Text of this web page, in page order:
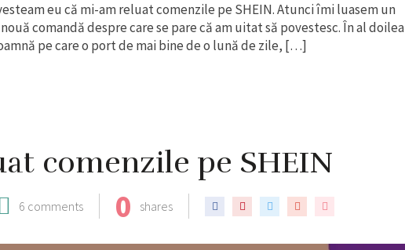
eu că mi-am reluat comenzile pe SHEIN. Atunci îmi luasem un
comandă despre care se pare că am uitat să povestesc. În al doilea
pe care o port de mai bine de o lună de zile, […]
comenzile pe SHEIN
6 comments 0 shares